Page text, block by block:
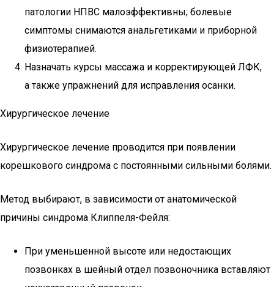
патологии НПВС малоэффективны; болевые
симптомы снимаются анальгетиками и приборной
физиотерапией.
Назначать курсы массажа и корректирующей ЛФК,
а также упражнений для исправления осанки.
Хирургическое лечение
Хирургическое лечение проводится при появлении
корешкового синдрома с постоянными сильными болями.
Метод выбирают, в зависимости от анатомической
причины синдрома Клиппеля-Фейля:
При уменьшенной высоте или недостающих
позвонках в шейный отдел позвоночника вставляют